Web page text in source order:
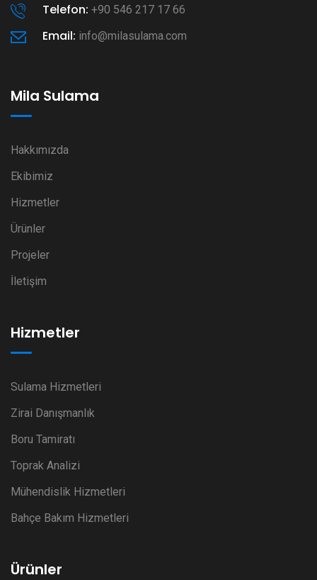
Telefon: +90 546 217 17 66
Email: info@milasulama.com
Mila Sulama
Hakkımızda
Ekibimiz
Hizmetler
Ürünler
Projeler
İletişim
Hizmetler
Sulama Hizmetleri
Zirai Danışmanlık
Boru Tamiratı
Toprak Analizi
Mühendislik Hizmetleri
Bahçe Bakım Hizmetleri
Ürünler